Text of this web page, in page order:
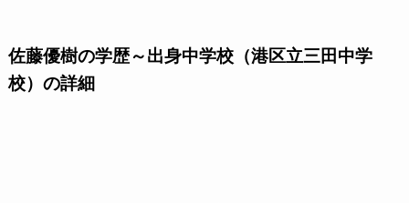
佐藤優樹の学歴～出身中学校（港区立三田中学
校）の詳細